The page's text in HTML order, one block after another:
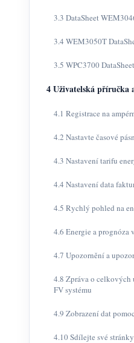
3.3 DataSheet
3.4 WEM3050T
3.5 WPC3700 DataSheet
4 Uživatelská příručka
4.1 Registrace na
4.2 Nastavte časové
4.3 Nastavení tarifu
4.4 Nastavení data
4.5 Rychlý pohled na
4.6 Energie a prognóza
4.7 Upozornění a
4.8 Zpráva o celkových
FV systému
4.9 Zobrazení dat
4.10 Sdílejte své stránky